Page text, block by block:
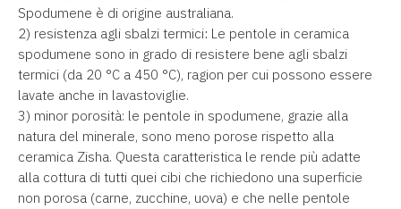
Spodumene è di origine australiana.
2) resistenza agli sbalzi termici: Le pentole in ceramica
spodumene sono in grado di resistere bene agli sbalzi
termici (da 20 °C a 450 °C), ragion per cui possono essere
lavate anche in lavastoviglie.
3) minor porosità: le pentole in spodumene, grazie alla
natura del minerale, sono meno porose rispetto alla
ceramica Zisha. Questa caratteristica le rende più adatte
alla cottura di tutti quei cibi che richiedono una superficie
non porosa (carne, zucchine, uova) e che nelle pentole